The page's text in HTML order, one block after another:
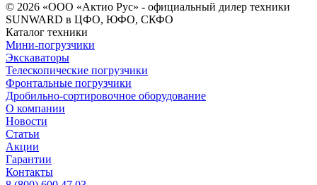
© 2026 «ООО «Актио Рус» - официальный дилер техники
SUNWARD в ЦФО, ЮФО, СКФО
Каталог техники
Мини-погрузчики
Экскаваторы
Телескопические погрузчики
Фронтальные погрузчики
Дробильно-сортировочное оборудование
О компании
Новости
Статьи
Акции
Гарантии
Контакты